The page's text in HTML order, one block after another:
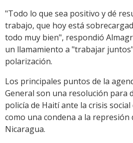
"Todo lo que sea positivo y dé
trabajo, que hoy está
todo muy bien", respondió
un llamamiento a "trabajar
polarización.
Los principales puntos de la
General son una resolución para
policía de Haití ante la crisis
como una condena a la represión
Nicaragua.